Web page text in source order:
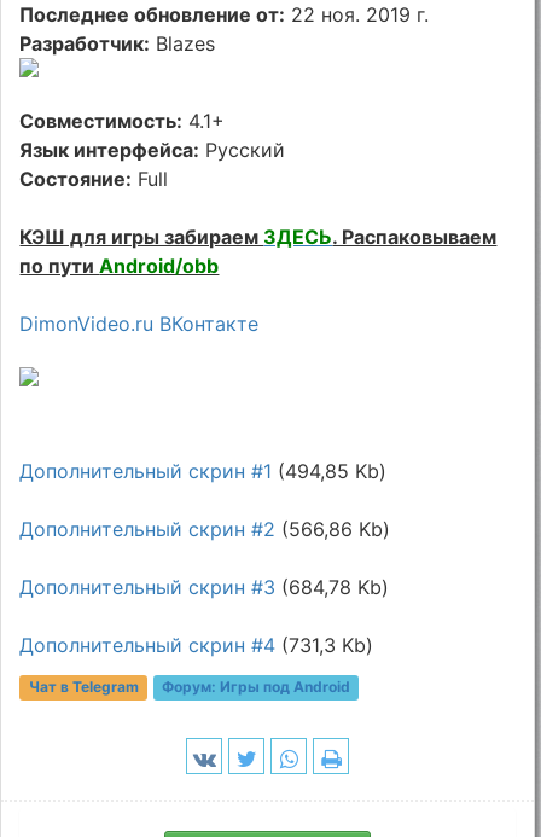
Последнее обновление от: 22 ноя. 2019 г.
Разработчик: Blazes
Совместимость: 4.1+
Язык интерфейса: Русский
Состояние: Full
КЭШ для игры забираем ЗДЕСЬ. Распаковываем
по путиAndroid/obb
DimonVideo.ru ВКонтакте
Дополнительный скрин #1 (494,85 Kb)
Дополнительный скрин #2 (566,86 Kb)
Дополнительный скрин #3 (684,78 Kb)
Дополнительный скрин #4 (731,3 Kb)
Чат в Telegram Форум: Игры под Android